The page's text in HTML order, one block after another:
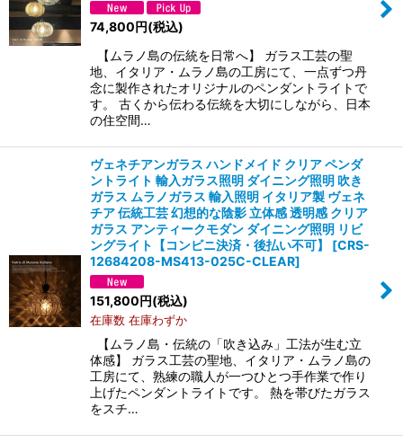
74,800円(税込)
【ムラノ島の伝統を日常へ】 ガラス工芸の聖
地、イタリア・ムラノ島の工房にて、一点ずつ丹
念に製作されたオリジナルのペンダントライトで
す。 古くから伝わる伝統を大切にしながら、日本
の住空間…
ヴェネチアンガラス ハンドメイド クリア ペンダ
ントライト 輸入ガラス照明 ダイニング照明 吹き
ガラス ムラノガラス 輸入照明 イタリア製 ヴェネ
チア 伝統工芸 幻想的な陰影 立体感 透明感 クリア
ガラス アンティークモダン ダイニング照明 リビ
ングライト【コンビニ決済・後払い不可】
[CRS-
12684208-MS413-025C-CLEAR]
151,800円(税込)
在庫数 在庫わずか
【ムラノ島・伝統の「吹き込み」工法が生む立
体感】 ガラス工芸の聖地、イタリア・ムラノ島の
工房にて、熟練の職人が一つひとつ手作業で作り
上げたペンダントライトです。 熱を帯びたガラス
をスチ…